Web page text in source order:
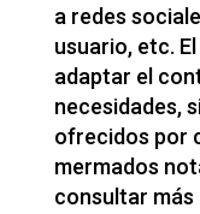
a redes
usuario, etc.
adaptar el
necesidades,
ofrecidos por
mermados
consultar